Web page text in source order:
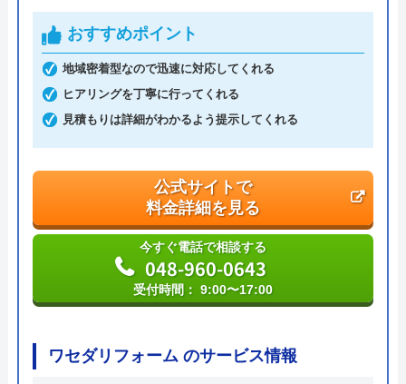
本社所在地
〒556-0014
大阪府大阪市浪速区大国2丁目1番6号
おすすめポイント
地域密着型なので迅速に対応してくれる
ヒアリングを丁寧に行ってくれる
見積もりは詳細がわかるよう提示してくれる
公式サイトで
料金詳細を見る
今すぐ電話で相談する
048-960-0643
受付時間： 9:00〜17:00
ワセダリフォーム のサービス情報